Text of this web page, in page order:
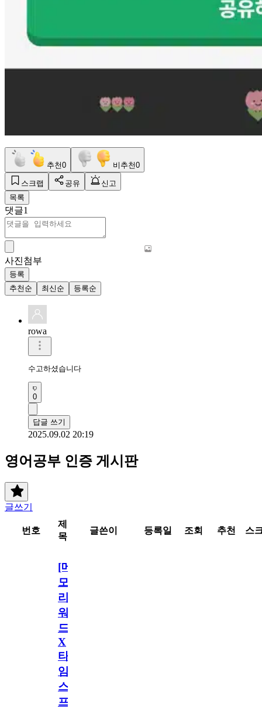
추천0 비추천0
스크랩 공유
신고
목록
댓글1
사진첨부
등록
추천순
최신순 등록순
rowa
수고하셨습니다
0
답글 쓰기
2025.09.02 20:19
영어공부 인증 게시판
글쓰기
번호
제
목
글쓴이 등록일 조회 추천 스
[메
모
리
워
드
X
타
임
스
프